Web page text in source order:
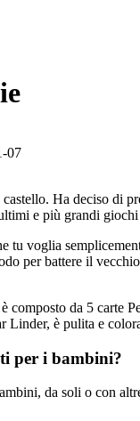
07
Ha deciso di
e più grandi
tu voglia
per battere il
da 5 carte
Linder, è pulita e
per i bambini?
da soli o con